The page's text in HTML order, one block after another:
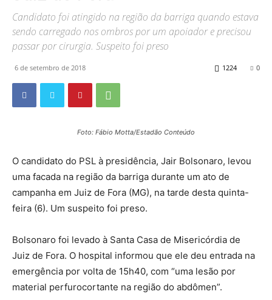
Candidato foi atingido na região da barriga quando estava
sendo carregado nos ombros por um apoiador e precisou
passar por cirurgia. Suspeito foi preso
6 de setembro de 2018 0
1224
Foto: Fábio Motta/Estadão Conteúdo
O candidato do PSL à presidência, Jair Bolsonaro, levou
uma facada na região da barriga durante um ato de
campanha em Juiz de Fora (MG), na tarde desta quinta-
feira (6). Um suspeito foi preso.
Bolsonaro foi levado à Santa Casa de Misericórdia de
Juiz de Fora. O hospital informou que ele deu entrada na
emergência por volta de 15h40, com “uma lesão por
material perfurocortante na região do abdômen”.